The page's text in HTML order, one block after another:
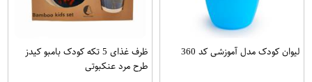
لیوان کودک مدل آموزشی کد 360
ظرف غذای 5 تکه کودک بامبو کیدز
طرح مرد عنکبوتی